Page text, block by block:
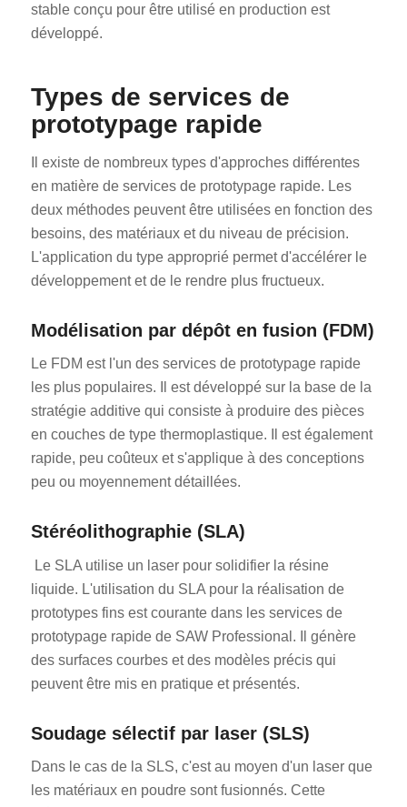
stable conçu pour être utilisé en production est
développé.
Types de services de
prototypage rapide
Il existe de nombreux types d'approches différentes
en matière de services de prototypage rapide. Les
deux méthodes peuvent être utilisées en fonction des
besoins, des matériaux et du niveau de précision.
L'application du type approprié permet d'accélérer le
développement et de le rendre plus fructueux.
Modélisation par dépôt en fusion (FDM)
Le FDM est l'un des services de prototypage rapide
les plus populaires. Il est développé sur la base de la
stratégie additive qui consiste à produire des pièces
en couches de type thermoplastique. Il est également
rapide, peu coûteux et s'applique à des conceptions
peu ou moyennement détaillées.
Stéréolithographie (SLA)
Le SLA utilise un laser pour solidifier la résine
liquide. L'utilisation du SLA pour la réalisation de
prototypes fins est courante dans les services de
prototypage rapide de SAW Professional. Il génère
des surfaces courbes et des modèles précis qui
peuvent être mis en pratique et présentés.
Soudage sélectif par laser (SLS)
Dans le cas de la SLS, c'est au moyen d'un laser que
les matériaux en poudre sont fusionnés. Cette
SV
HU
RO